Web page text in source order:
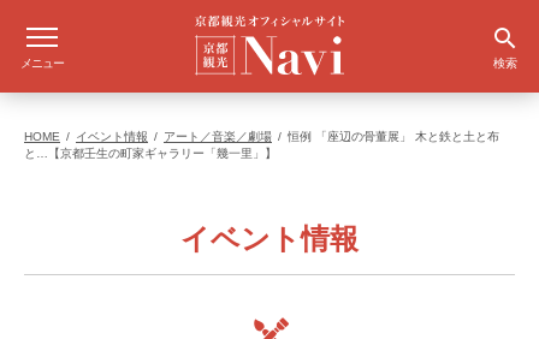
メニュー 検索
HOME イベント情報 アート／音楽／劇場
恒例 「座辺の骨董展」 木と鉄と土と布
と…【京都壬生の町家ギャラリー「幾一里」】
イベント情報